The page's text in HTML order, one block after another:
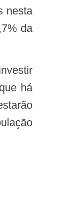
nesta
da
há